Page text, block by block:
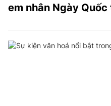
em nhân Ngày